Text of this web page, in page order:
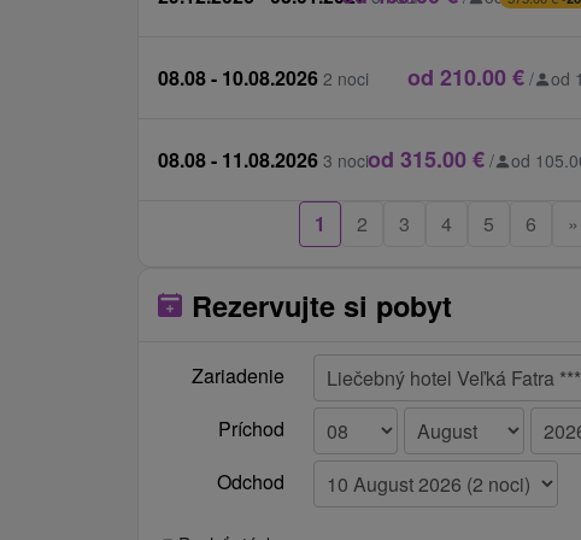
kiltu 6 €, zapožičanie osušky 6 €
večera): 115 € / os. od 4 rokov, Sála 2 (živá
08.08 - 10.08.2026 2 noci od 210.00 € / od
08.08 - 11.08.2026 3 nociod 315.00 € / od
1 2 3 4 5 6 »
Rezervujte si pobyt
Zariadenie
Príchod
Odchod